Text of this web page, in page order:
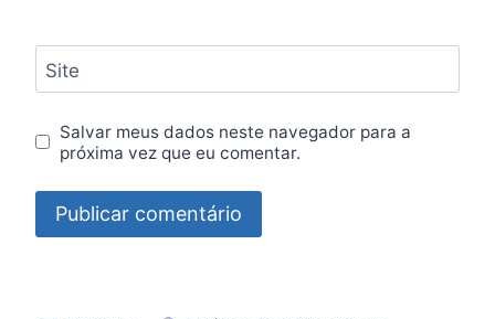
Site
Salvar meus dados neste navegador para a
próxima vez que eu comentar.